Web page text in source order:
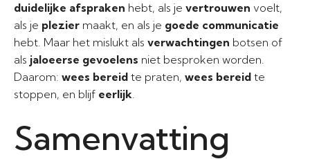
duidelijke afspraken hebt, als je vertrouwen voelt,
als je plezier maakt, en als je goede communicatie
hebt. Maar het mislukt als verwachtingen botsen of
als jaloeerse gevoelens niet besproken worden.
Daarom: wees bereid te praten, wees bereid te
stoppen, en blijf eerlijk.
Samenvatting